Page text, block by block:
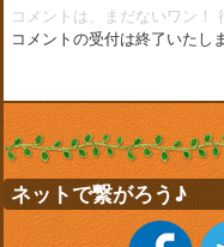
コメントは、まだないワン！
コメントの受付は終了いたし
ネットで繋がろう♪